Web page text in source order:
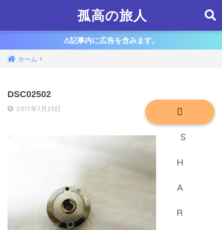
孤高の旅人
⚠︎記事内に広告を含みます。
ホーム
DSC02502
2017年7月25日